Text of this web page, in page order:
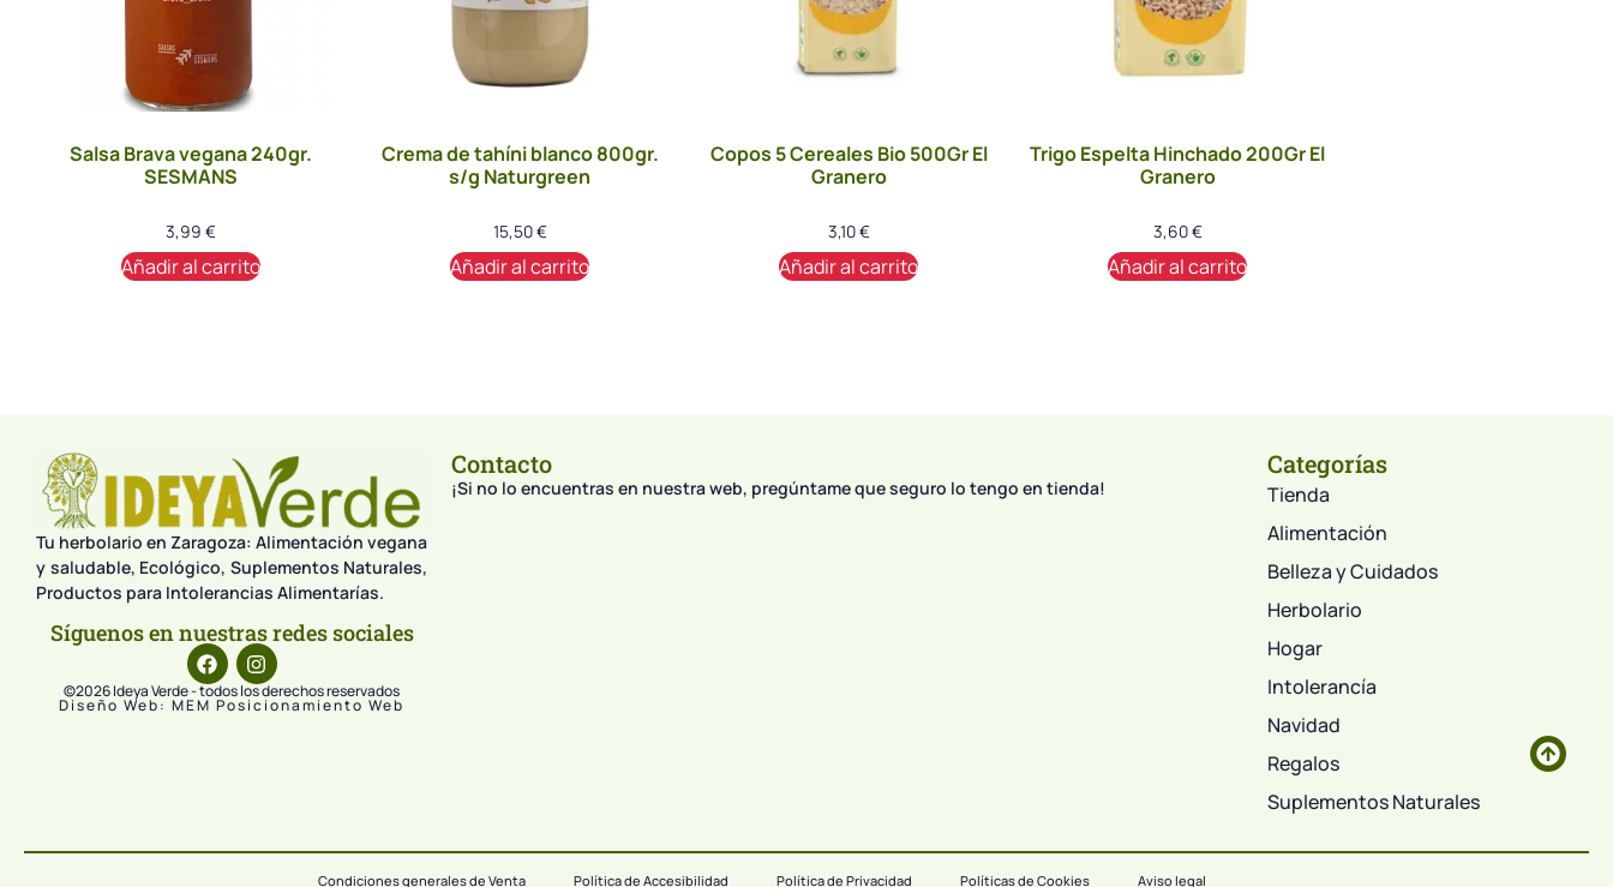
Salsa Brava vegana 240gr.
SESMANS
3,99 €
Añadir al carrito
Crema de tahíni blanco 800gr.
s/g Naturgreen
15,50€
Añadir al carrito
Copos 5 Cereales Bio 500Gr El
Granero
3,10€
Añadir al carrito
Trigo Espelta Hinchado 200Gr El
Granero
3,60€
Añadir al carrito
Tu herbolario en Zaragoza: Alimentación vegana
y saludable, Ecológico, Suplementos Naturales,
Productos para Intolerancias Alimentarías.
Síguenos en nuestras redes sociales
©2026 Ideya Verde - todos los derechos reservados
Diseño Web: MEM Posicionamiento Web
Contacto
¡Si no lo encuentras en nuestra web, pregúntame que seguro lo tengo en tienda!
Categorías
Tienda
Alimentación
Belleza y Cuidados
Herbolario
Hogar
Intolerancía
Navidad
Regalos
Suplementos Naturales
Condiciones generales de Venta Política de Accesibilidad Política de Privacidad Políticas de Cookies Aviso legal